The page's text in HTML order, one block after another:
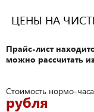
ЦЕНЫ НА
Прайс-лист
можно рассчитать
Стоимость нормо-
рубля